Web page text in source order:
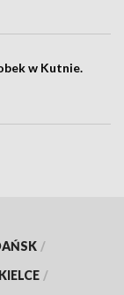
w Kutnie.
/
KIELCE /